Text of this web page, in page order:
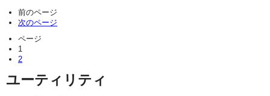
前のページ
次のページ
ページ
1
2
ユーティリティ